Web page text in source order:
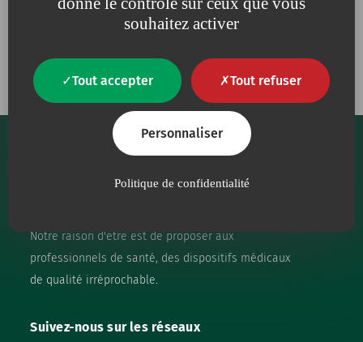
souhaitez activer
Tout accepter Tout refuser
Personnaliser
Politique de confidentialité
Notre raison d'être est de proposer aux
professionnels de santé, des dispositifs médicaux
de qualité irréprochable.
Suivez-nous sur les réseaux